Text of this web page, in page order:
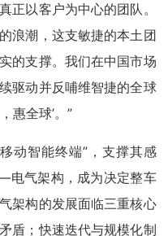
正以客户为中心的团队。
浪潮，这支敏捷的本土团
的支撑。我们在中国市场
驱动并反哺维智捷的全球
惠全球’。”
动智能终端”，支撑其感
电气架构，成为决定整车
架构的发展面临三重核心
盾；快速迭代与规模化制